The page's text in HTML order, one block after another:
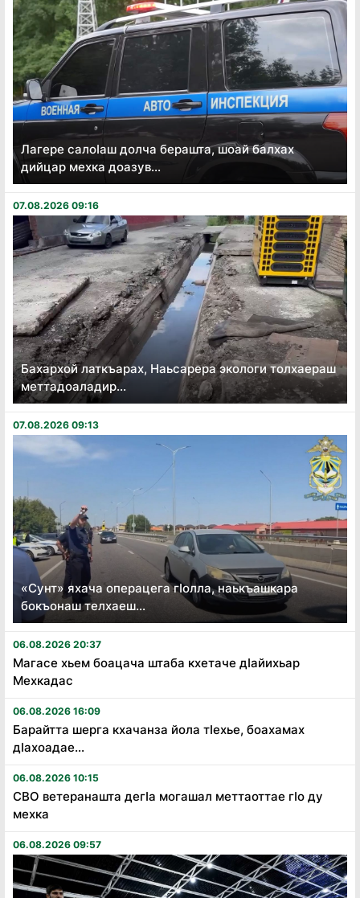
Лагере салоӏаш долча берашта, шоай балхах
дийцар мехка доазув...
07.08.2026 09:16
Бахархой латкъарах, Наьсарера экологи толхаераш
меттадоаладир...
07.08.2026 09:13
«Сунт» яхача операцега гӏолла, наькъашкара
бокъонаш телхаеш...
06.08.2026 20:37
Магасе хьем боацача штаба кхетаче дӏайихьар
Мехкадас
06.08.2026 16:09
Барайтта шерга кхачанза йола тӏехье, боахамах
дӏахоадае...
06.08.2026 10:15
СВО ветеранашта дегӏа могашал меттаоттае гӏо ду
мехка
06.08.2026 09:57